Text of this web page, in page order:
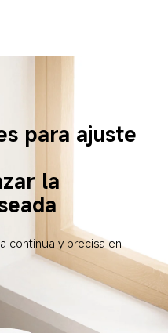
para ajuste
la
continua y precisa en